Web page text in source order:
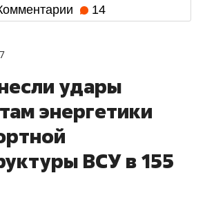
14
удары
энергетики
ВСУ в 155